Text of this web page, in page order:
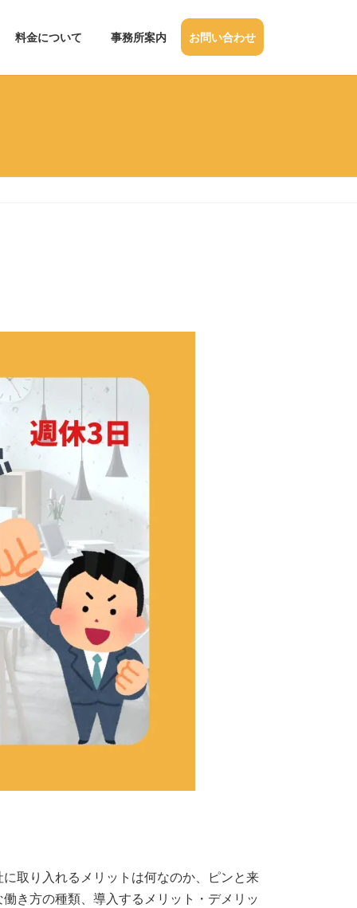
料金について 事務所案内 お問い合わせ
取り入れるメリットは何なのか、ピンと来
き方の種類、導入するメリット・デメリッ